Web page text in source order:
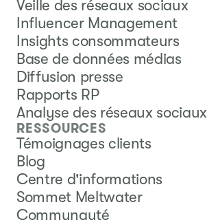
Veille des réseaux sociaux
Influencer Management
Insights consommateurs
Base de données médias
Diffusion presse
Rapports RP
Analyse des réseaux sociaux
RESSOURCES
Témoignages clients
Blog
Centre d'informations
Sommet Meltwater
Communauté